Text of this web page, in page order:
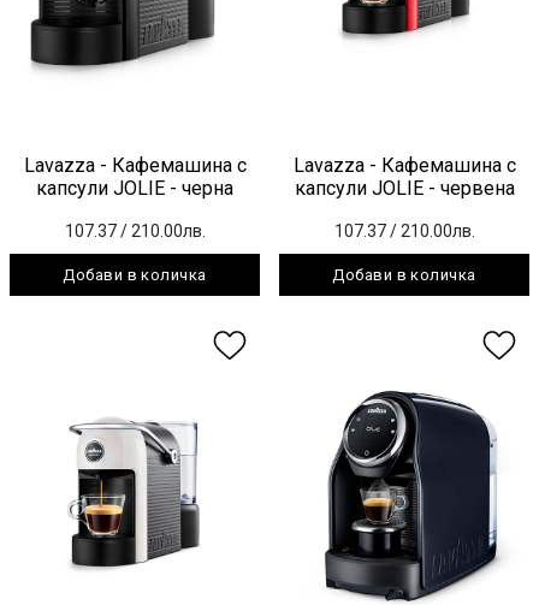
Lavazza - Кафемашина с
капсули JOLIE - черна
107.37 / 210.00лв.
Добави в количка
Lavazza - Кафемашина с
капсули JOLIE - червена
107.37 / 210.00лв.
Добави в количка